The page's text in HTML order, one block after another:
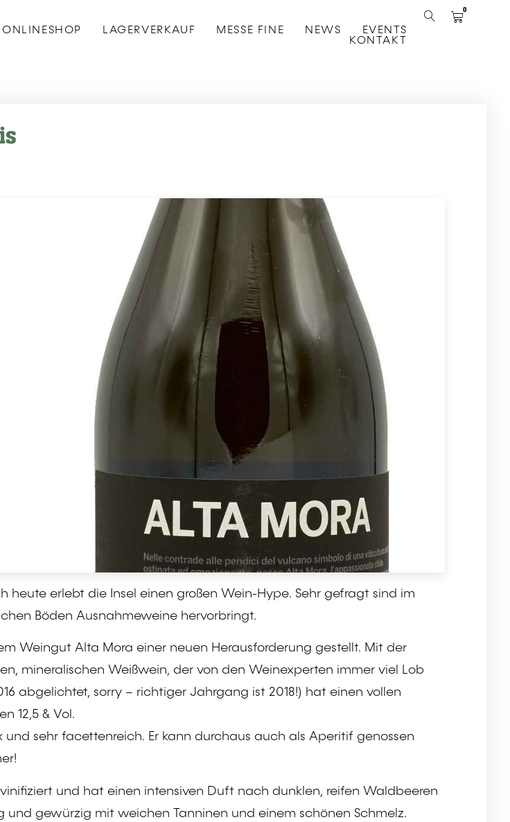
ONLINESHOP LAGERVERKAUF MESSE FINE NEWS EVENTS
KONTAKT
0
erlebt die Insel einen großen Wein-Hype. Sehr gefragt sind im
Böden Ausnahmeweine hervorbringt.
Weingut Alta Mora einer neuen Herausforderung gestellt. Mit der
mineralischen Weißwein, der von den Weinexperten immer viel Lob
abgelichtet, sorry – richtiger Jahrgang ist 2018!) hat einen vollen
12,5 & Vol.
sehr facettenreich. Er kann durchaus auch als Aperitif genossen
und hat einen intensiven Duft nach dunklen, reifen Waldbeeren
gewürzig mit weichen Tanninen und einem schönen Schmelz.